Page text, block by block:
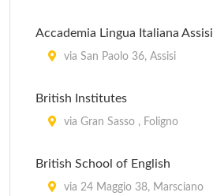
Accademia Lingua Italiana Assisi
via San Paolo 36, Assisi
British Institutes
via Gran Sasso , Foligno
British School of English
via 24 Maggio 38, Marsciano